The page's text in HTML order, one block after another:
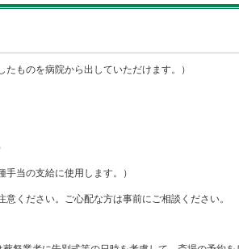
ものを病院から出していただけます。）
当の支給に使用します。）
ください。ご心配な方は事前にご相談ください。